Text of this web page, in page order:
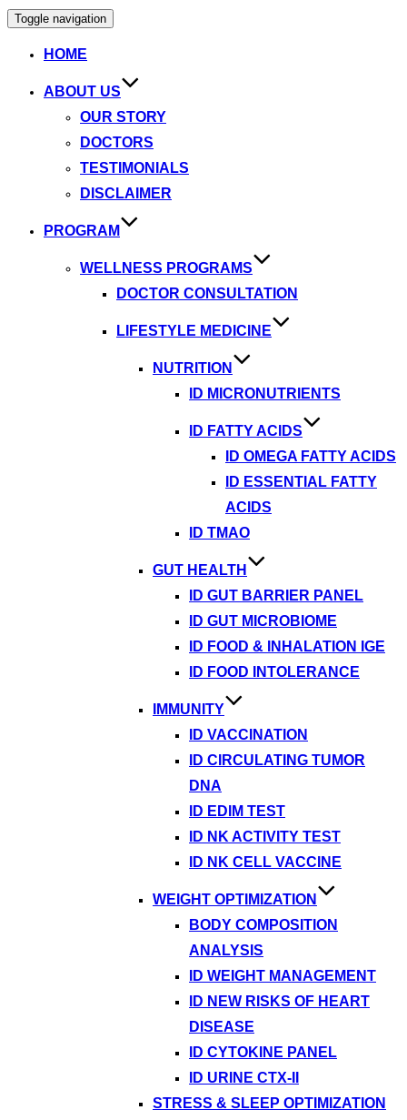
Toggle navigation
HOME
ABOUT US
OUR STORY
DOCTORS
TESTIMONIALS
DISCLAIMER
PROGRAM
WELLNESS PROGRAMS
DOCTOR CONSULTATION
LIFESTYLE MEDICINE
NUTRITION
ID MICRONUTRIENTS
ID FATTY ACIDS
ID OMEGA FATTY ACIDS
ID ESSENTIAL FATTY
ACIDS
ID TMAO
GUT HEALTH
ID GUT BARRIER PANEL
ID GUT MICROBIOME
ID FOOD & INHALATION IGE
ID FOOD INTOLERANCE
IMMUNITY
ID VACCINATION
ID CIRCULATING TUMOR
DNA
ID EDIM TEST
ID NK ACTIVITY TEST
ID NK CELL VACCINE
WEIGHT OPTIMIZATION
BODY COMPOSITION
ANALYSIS
ID WEIGHT MANAGEMENT
ID NEW RISKS OF HEART
DISEASE
ID CYTOKINE PANEL
ID URINE CTX-II
STRESS & SLEEP OPTIMIZATION